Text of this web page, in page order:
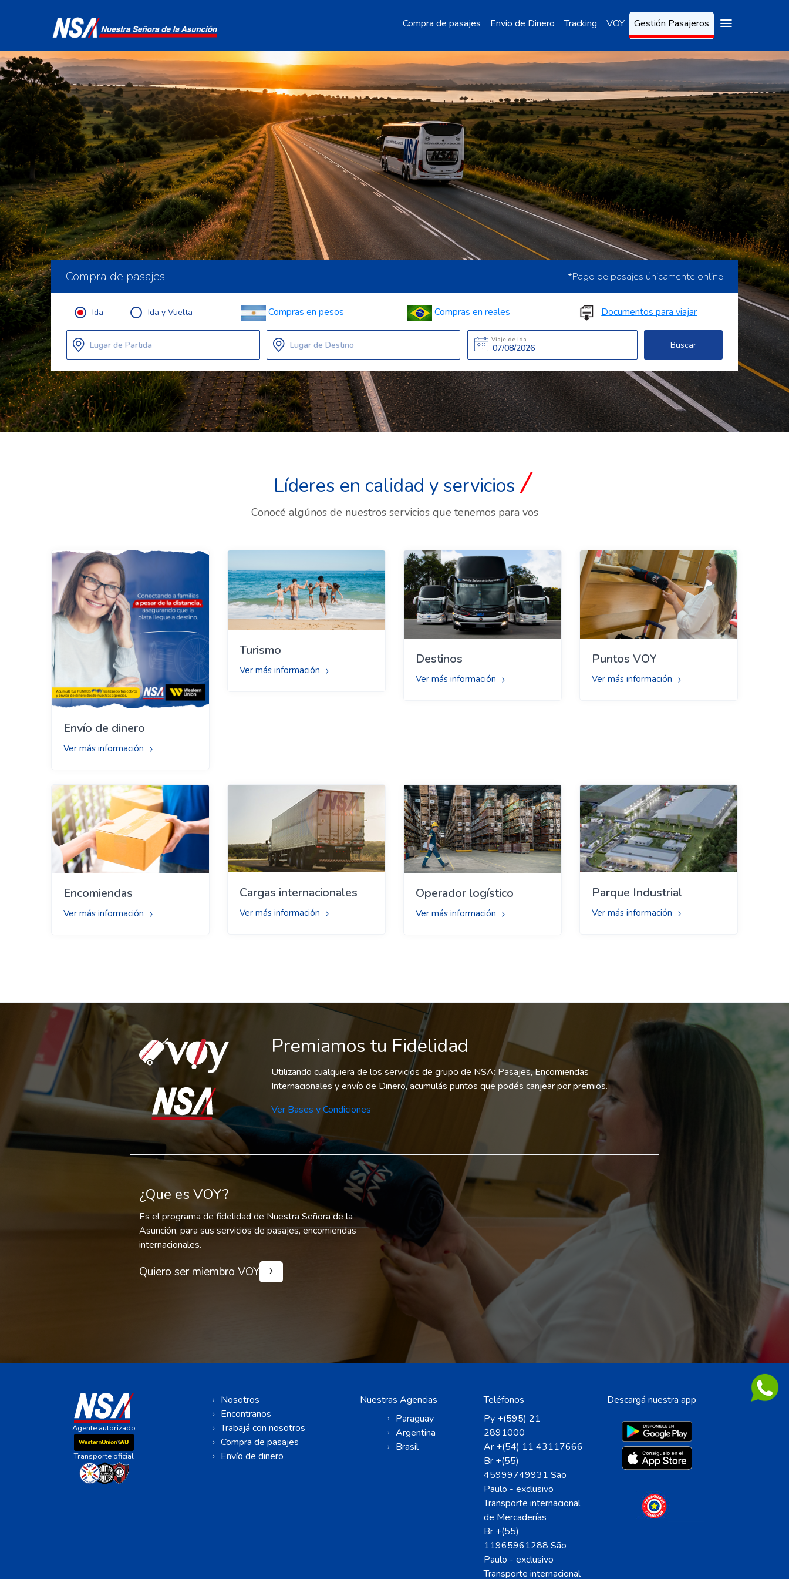
Compra de pasajes Envio de Dinero Tracking VOY Gestión Pasajeros
Compra de pasajes *Pago de pasajes únicamente online
Ida Ida y Vuelta Compras en pesos Compras en reales Documentos para viajar
Lugar de Partida Lugar de Destino Viaje de Ida
Líderes en calidad y servicios
Conocé algúnos de nuestros servicios que tenemos para vos
Envío de dinero
Ver más información
Turismo
Ver más información
Destinos
Ver más información
Puntos VOY
Ver más información
Encomiendas
Ver más información
Cargas internacionales
Ver más información
Operador logístico
Ver más información
Parque Industrial
Ver más información
Premiamos tu Fidelidad
Utilizando cualquiera de los servicios de grupo de NSA: Pasajes, Encomiendas
Internacionales y envío de Dinero, acumulás puntos que podés canjear por premios.
Ver Bases y Condiciones
¿Que es VOY?
Es el programa de fidelidad de Nuestra Señora de la
Asunción, para sus servicios de pasajes, encomiendas
internacionales.
Quiero ser miembro VOY
Agente autorizado
Transporte oficial
Nosotros
Encontranos
Trabajá con nosotros
Compra de pasajes
Envío de dinero
Nuestras Agencias
Paraguay
Argentina
Brasil
Teléfonos
Py +(595) 21
2891000
Ar +(54) 11 43117666
Br +(55)
45999749931 São
Paulo - exclusivo
Transporte internacional
de Mercaderías
Br +(55)
11965961288 São
Paulo - exclusivo
Transporte internacional
Descargá nuestra app